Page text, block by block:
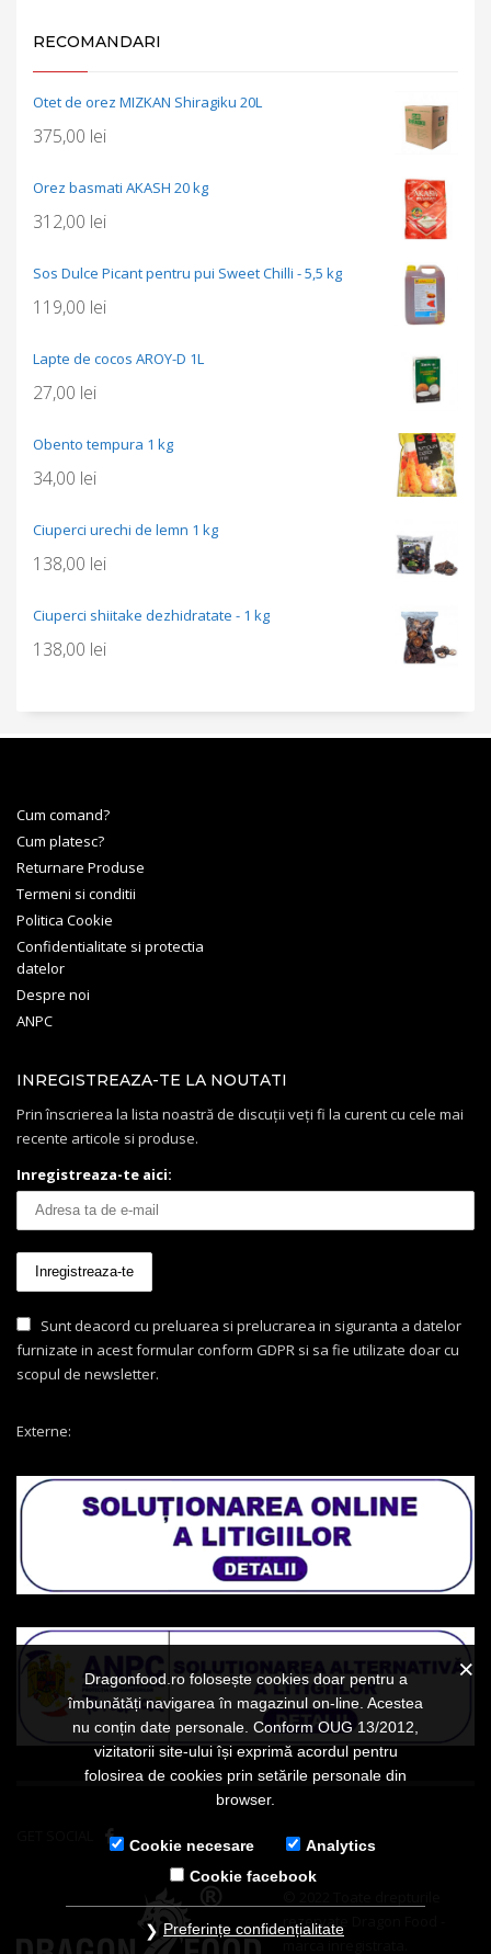
RECOMANDARI
Otet de orez MIZKAN Shiragiku 20L
375,00 lei
Orez basmati AKASH 20 kg
312,00 lei
Sos Dulce Picant pentru pui Sweet Chilli - 5,5 kg
119,00 lei
Lapte de cocos AROY-D 1L
27,00 lei
Obento tempura 1 kg
34,00 lei
Ciuperci urechi de lemn 1 kg
138,00 lei
Ciuperci shiitake dezhidratate - 1 kg
138,00 lei
Cum comand?
Cum platesc?
Returnare Produse
Termeni si conditii
Politica Cookie
Confidentialitate si protectia
datelor
Despre noi
ANPC
INREGISTREAZA-TE LA NOUTATI
Prin înscrierea la lista noastră de discuții veți fi la curent cu cele mai
recente articole si produse.
Inregistreaza-te aici:
Sunt deacord cu preluarea si prelucrarea in siguranta a datelor
furnizate in acest formular conform GDPR si sa fie utilizate doar cu
scopul de newsletter.
Externe:
rezervate Dragon Food -
Dragonfood.ro folosește cookies doar pentru a
îmbunătăți navigarea în magazinul on-line. Acestea
nu conțin date personale. Conform OUG 13/2012,
vizitatorii site-ului își exprimă acordul pentru
folosirea de cookies prin setările personale din
browser.
Cookie necesare
Analytics
Cookie facebook
Preferințe confidențialitate